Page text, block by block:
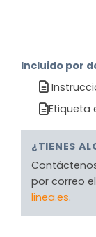
Incluido por
Etiqueta
¿TIENES
por correo
linea.es.